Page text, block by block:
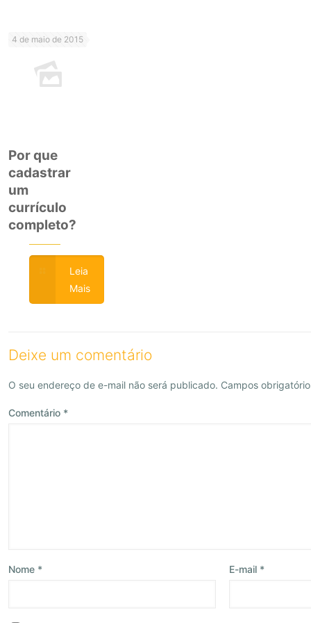
4 de maio de 2015
Por que
cadastrar
um
currículo
completo?
Leia
Mais
Deixe um comentário
O seu endereço de e-mail não será publicado. Campos
Comentário *
Nome * E-mail *